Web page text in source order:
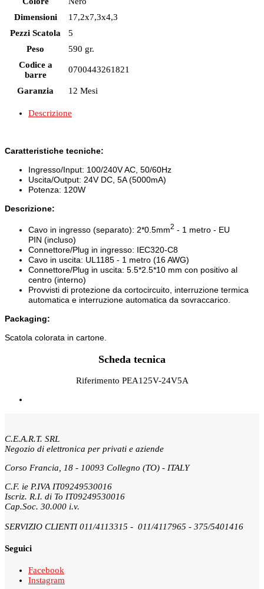
Dimensioni
17,2x7,3x4,3
Pezzi Scatola
5
Peso
590 gr.
Codice a
barre
0700443261821
Garanzia 12 Mesi
Descrizione
Caratteristiche tecniche:
Ingresso/Input: 100/240V AC, 50/60Hz
Uscita/Output: 24V DC, 5A (5000mA)
Potenza: 120W
Descrizione:
Cavo in ingresso (separato): 2*0.5mm2 - 1 metro - EU
PIN (incluso)
Connettore/Plug in ingresso: IEC320-C8
Cavo in uscita: UL1185 - 1 metro (16 AWG)
Connettore/Plug in uscita: 5.5*2.5*10 mm con positivo al
centro (interno)
Provvisti di protezione da cortocircuito, interruzione termica
automatica e interruzione automatica da sovraccarico.
Packaging:
Scatola colorata in cartone.
Scheda tecnica
Riferimento PEA125V-24V5A
C.E.A.R.T. SRL
Negozio di elettronica per privati e aziende
Corso Francia, 18 - 10093 Collegno (TO) - ITALY
C.F. ie P.IVA IT09249530016
Iscriz. R.I. di To IT09249530016
Cap.Soc. 30.000 i.v.
SERVIZIO CLIENTI 011/4113315 - 011/4117965 - 375/5401416
Seguici
Facebook
Instagram